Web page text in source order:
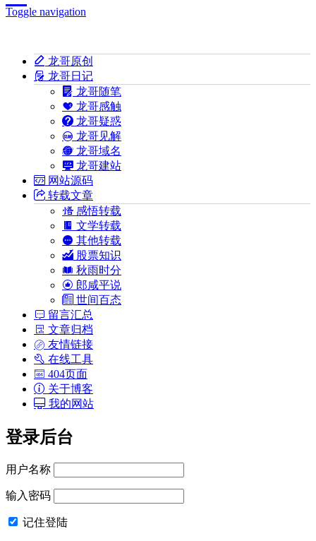
Toggle navigation
龙哥原创
龙哥日记
龙哥随笔
龙哥感触
龙哥疑惑
龙哥见解
龙哥域名
龙哥建站
网站源码
转载文章
感悟转载
文学转载
其他转载
股票知识
秋雨时分
郎咸平说
世间百态
留言汇总
文章归档
友情链接
在线工具
404页面
关于博客
我的网站
登录后台
用户名称
输入密码
记住登陆